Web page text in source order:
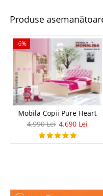
Produse
-6%
Mobila Copii Pure Heart
4.990 Lei 4.690 Lei